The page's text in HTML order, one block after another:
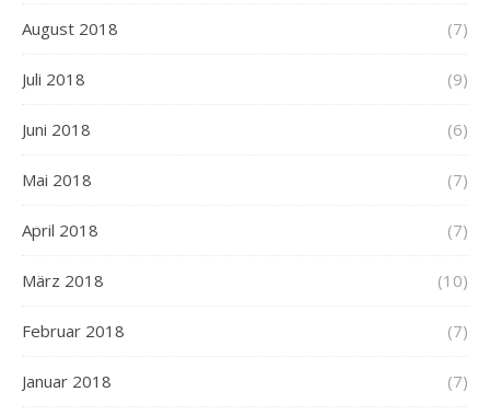
August 2018 (7)
Juli 2018 (9)
Juni 2018 (6)
Mai 2018 (7)
April 2018 (7)
März 2018 (10)
Februar 2018 (7)
Januar 2018 (7)